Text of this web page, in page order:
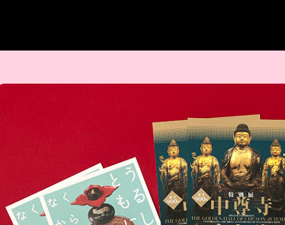
COLUMN
EXHIBITION 展覧会情報
MUSEUM 美術館情報
NEWS お知らせ
CONTACT お問合せ